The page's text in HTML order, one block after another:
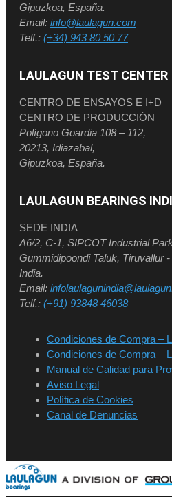
Gipuzkoa, España.
Email: info@laulagun.com
Telf.: (+34) 943 80 50 77
LAULAGUN TEST CENTER
CENTRO DE ENSAYOS E I+D
CENTRO DE PRODUCCIÓN
Polígono Goardia 108 – 112,
20213, Idiazabal,
Gipuzkoa, España.
LAULAGUN BEARINGS
SEDE INDIA
A6/2, C-1, SIPCOT Industrial
Gummidipoondi Taluk, Tiruvallur
India.
Email:
Telf.: (+91) 93848 46038
Condiciones de Compra –
Condiciones de Compra –
Manual de Calidad para
Aviso Legal
Política de Cookies
Canal de Denuncias